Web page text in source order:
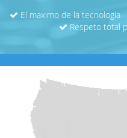
El maximo de la tecnología
Respeto total